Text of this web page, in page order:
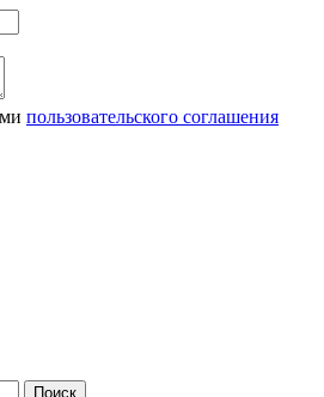
пользовательского соглашения